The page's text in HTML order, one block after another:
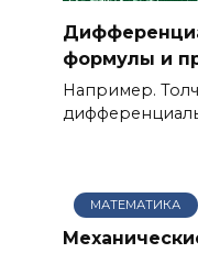
формулы и
Например.
МАТЕМАТИКА